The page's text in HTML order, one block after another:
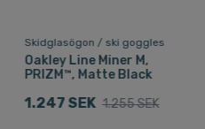
Skidglasögon / ski goggles
Oakley Line Miner M,
PRIZM™, Matte Black
1.247 SEK 1.255 SEK